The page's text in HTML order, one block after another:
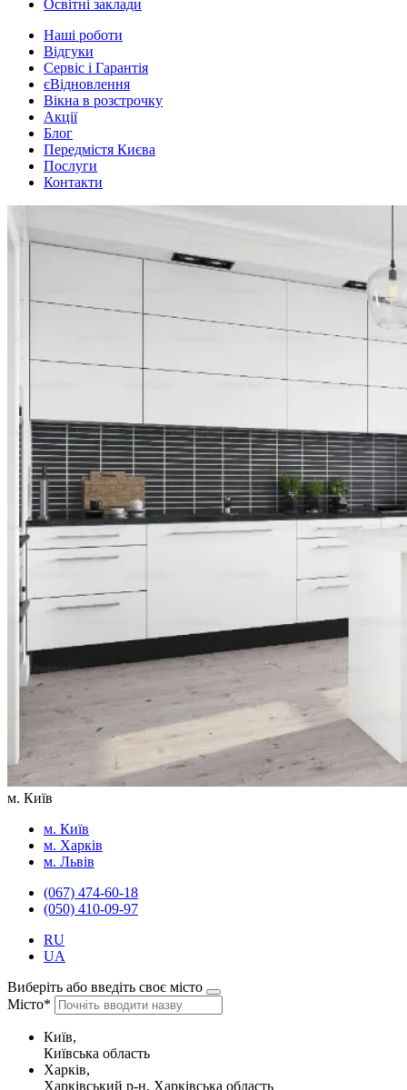
Освітні заклади
Наші роботи
Відгуки
Сервіс і Гарантія
єВідновлення
Вікна в розстрочку
Акції
Блог
Передмістя Києва
Послуги
Контакти
м. Київ
м. Київ
м. Харків
м. Львів
(067) 474-60-18
(050) 410-09-97
RU
UA
Виберіть або введіть своє місто
Місто*
Київ,
Київська область
Харків,
Харківський р-н, Харківська область